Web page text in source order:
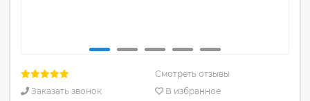
Смотреть отзывы
Заказать звонок
В избранное